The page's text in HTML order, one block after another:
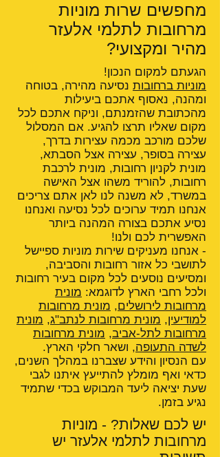
מחפשים שרות מוניות
מרחובות לתלמי אלעזר
מהיר ומקצועי?
הגעתם למקום הנכון!
מוניות ברחובות נסיעה מהירה, בטוחה
ומהנה, נאסוף אתכם ביעילות
מהכתובת שהזמנתם, וניקח אתכם לכל
מקום שאליו תרצו להגיע. אם המסלול
שלכם מורכב מכמה עצירות בדרך,
עצירה בסופר, עצירה אצל הסבתא,
מונית לקניון רחובות, מונית לרכבת
רחובות, להוריד משהו אצל האישה
במשרד, לא משנה לנו לאן אתם צריכים
אנחנו תמיד ערוכים לכל נסיעה ואנחנו
נסיע אתכם בצורה המהנה ביותר
האפשרית לכם ולנו!
- אנחנו מעניקים שירות מוניות ספיישל
לתושבי כל אזור רחובות והסביבה,
ומסיעים נוסעים לכל מקום בעיר רחובות
ולכל רחבי הארץ לדוגמא: מונית
מרחובות לירושלים, מונית מרחובות
למודיעין, מונית מרחובות לנתב"ג, מונית
מרחובות לתל-אביב, מונית מרחובות
לשדה התעופה, ושאר חלקי הארץ.
עם הנסיון והידע שצברנו במהלך השנים,
כדאי ואף מומלץ להתייעץ איתנו לגבי
שעת יציאה ליעד המבוקש בכדי שתמיד
נגיע בזמן.
יש לכם שאלות? - מוניות
מרחובות לתלמי אלעזר יש